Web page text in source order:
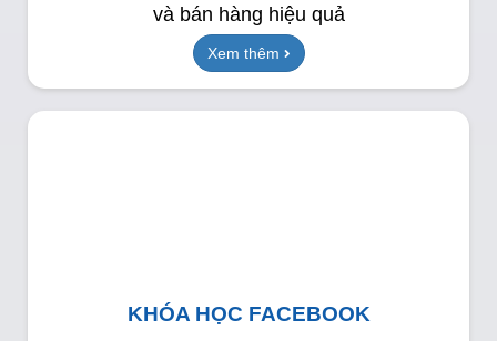
và bán hàng hiệu quả
Xem thêm
KHÓA HỌC FACEBOOK